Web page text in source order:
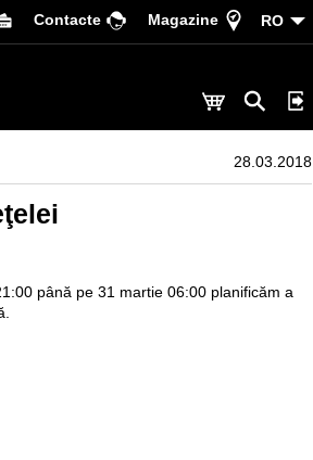
Сontacte Magazine RO
28.03.2018
până pe 31 martie 06:00 planificăm a